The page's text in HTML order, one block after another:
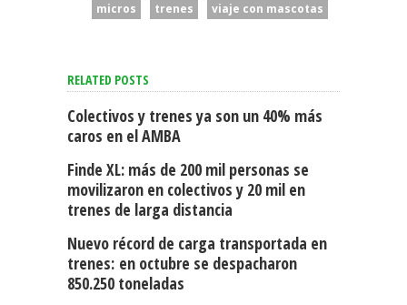
micros trenes viaje con mascotas
RELATED POSTS
Colectivos y trenes ya son un 40% más
caros en el AMBA
Finde XL: más de 200 mil personas se
movilizaron en colectivos y 20 mil en
trenes de larga distancia
Nuevo récord de carga transportada en
trenes: en octubre se despacharon
850.250 toneladas